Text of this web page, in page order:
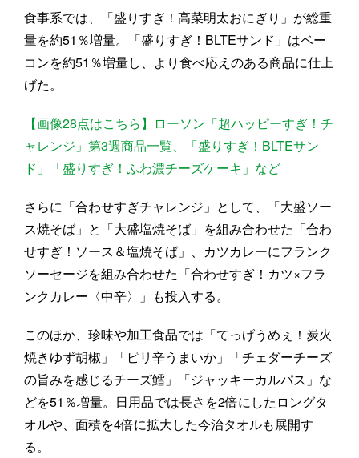
食事系では、「盛りすぎ！高菜明太おにぎり」が総重
量を約51％増量。「盛りすぎ！BLTEサンド」はベー
コンを約51％増量し、より食べ応えのある商品に仕上
げた。
【画像28点はこちら】ローソン「超ハッピーすぎ！チ
ャレンジ」第3週商品一覧、「盛りすぎ！BLTEサン
ド」「盛りすぎ！ふわ濃チーズケーキ」など
さらに「合わせすぎチャレンジ」として、「大盛ソー
ス焼そば」と「大盛塩焼そば」を組み合わせた「合わ
せすぎ！ソース＆塩焼そば」、カツカレーにフランク
ソーセージを組み合わせた「合わせすぎ！カツ×フラ
ンクカレー〈中辛〉」も投入する。
このほか、珍味や加工食品では「てっげうめぇ！炭火
焼きゆず胡椒」「ピリ辛うまいか」「チェダーチーズ
の旨みを感じるチーズ鱈」「ジャッキーカルパス」な
どを51％増量。日用品では長さを2倍にしたロングタ
オルや、面積を4倍に拡大した今治タオルも展開す
る。